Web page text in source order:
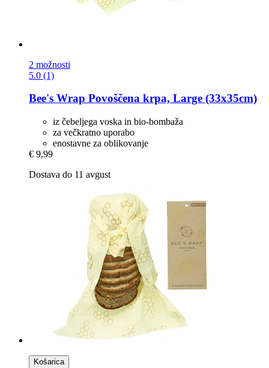
2 možnosti
5.0 (1)
Bee's Wrap Povoščena krpa, Large (33x35cm)
iz čebeljega voska in bio-bombaža
za večkratno uporabo
enostavne za oblikovanje
€ 9,99
Dostava do 11 avgust
Košarica